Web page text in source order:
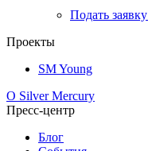
Подать заявку
Проекты
SM Young
О Silver Mercury
Пресс-центр
Блог